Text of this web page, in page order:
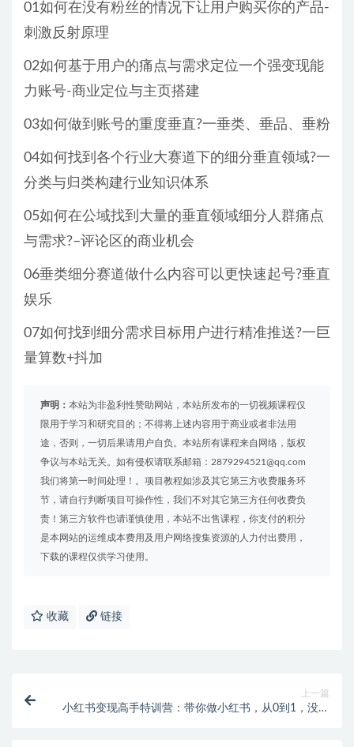
01如何在没有粉丝的情况下让用户购买你的产品-
刺激反射原理
02如何基于用户的痛点与需求定位一个强变现能
力账号-商业定位与主页搭建
03如何做到账号的重度垂直?一垂类、垂品、垂粉
04如何找到各个行业大赛道下的细分垂直领域?一
分类与归类构建行业知识体系
05如何在公域找到大量的垂直领域细分人群痛点
与需求?–评论区的商业机会
06垂类细分赛道做什么内容可以更快速起号?垂直
娱乐
07如何找到细分需求目标用户进行精准推送?一巨
量算数+抖加
声明： 本站为非盈利性赞助网站，本站所发布的一切视频课程仅
限用于学习和研究目的；不得将上述内容用于商业或者非法用
途，否则，一切后果请用户自负。本站所有课程来自网络，版权
争议与本站无关。如有侵权请联系邮箱：2879294521@qq.com
我们将第一时间处理！。项目教程如涉及其它第三方收费服务环
节，请自行判断项目可操作性，我们不对其它第三方任何收费负
责！第三方软件也请谨慎使用，本站不出售课程，你支付的积分
是本网站的运维成本费用及用户网络搜集资源的人力付出费用，
下载的课程仅供学习使用。
收藏 链接
上一篇
小红书变现高手特训营：带你做小红书，从0到1，没有